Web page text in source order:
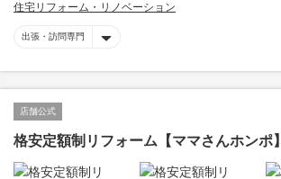
住宅リフォーム・リノベーション
出張・訪問専門
店舗公式
格安定額制リフォーム【ママさんホンポ】